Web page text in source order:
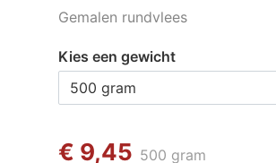
Gemalen rundvlees
Kies een gewicht
€ 9,45 500 gram